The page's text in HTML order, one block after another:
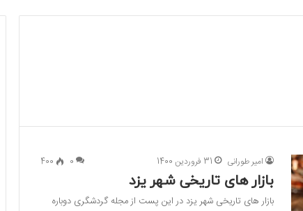
امیر طورانی 31 فروردین 1400 0
400
بازار های تاریخی شهر یزد
بازار های تاریخی شهر یزد در این پست از مجله گردشگری دوباره